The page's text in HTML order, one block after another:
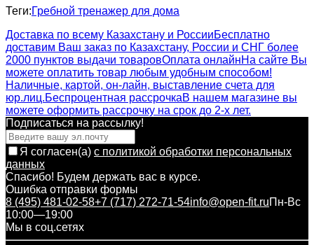
Теги:Гребной тренажер для дома
Доставка по всему Казахстану и РоссииБесплатно
доставим Ваш заказ по Казахстану, России и СНГ более
2000 пунктов выдачи товаровОплата онлайнНа сайте Вы
можете оплатить товар любым удобным способом!
Наличные, картой, он-лайн, выставление счета для
юр.лиц.Беспроцентная рассрочкаВ нашем магазине вы
можете оформить рассрочку на срок до 2-х лет.
Подписаться на рассылкy!
Я согласен(a) с политикой обработки персональных
данных
Спасибо! Будем держать вас в курсе.
Ошибка отправки формы
8 (495) 481-02-58+7 (717) 272-71-54info@open-fit.ruПн-Вс
10:00—19:00
Мы в соц.сетях